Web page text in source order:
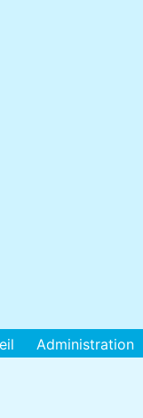
Administration